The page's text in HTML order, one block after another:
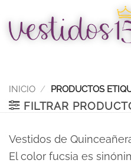
contenido
INICIO / PRODUCTOS
FILTRAR
Vestidos de
El color fucsia es